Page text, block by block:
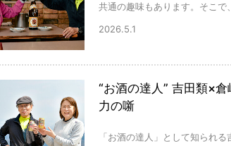
共通の趣味もあります。そこ
2026.5.1
“お酒の達人” 吉田類×
力の噺
「お酒の達人」として知られ